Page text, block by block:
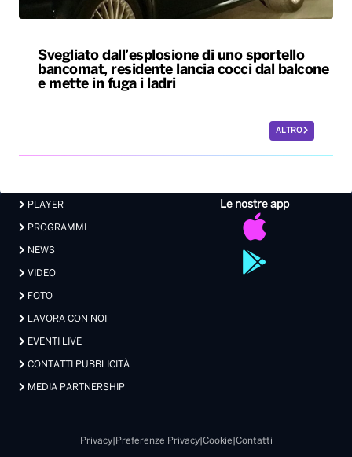
Svegliato dall’esplosione di uno sportello
bancomat, residente lancia cocci dal balcone
e mette in fuga i ladri
ALTRO
Le nostre app
PLAYER
PROGRAMMI
NEWS
VIDEO
FOTO
LAVORA CON NOI
EVENTI LIVE
CONTATTI PUBBLICITÀ
MEDIA PARTNERSHIP
Privacy| Preferenze Privacy| Cookie Contatti